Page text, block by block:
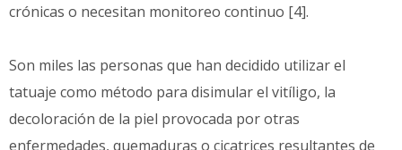
crónicas o necesitan monitoreo continuo [4].
Son miles las personas que han decidido utilizar el
tatuaje como método para disimular el vitíligo, la
decoloración de la piel provocada por otras
enfermedades, quemaduras o cicatrices resultantes de